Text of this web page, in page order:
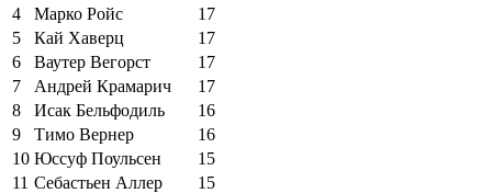
4
Марко Ройс
17
5
Кай Хаверц
17
6
Ваутер Вегорст
17
7
Андрей Крамарич
17
8
Исак Бельфодиль
16
9
Тимо Вернер
16
10 Юссуф Поульсен
15
11 Себастьен Аллер
15